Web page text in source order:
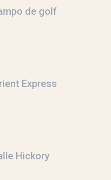
de golf
Express
Hickory